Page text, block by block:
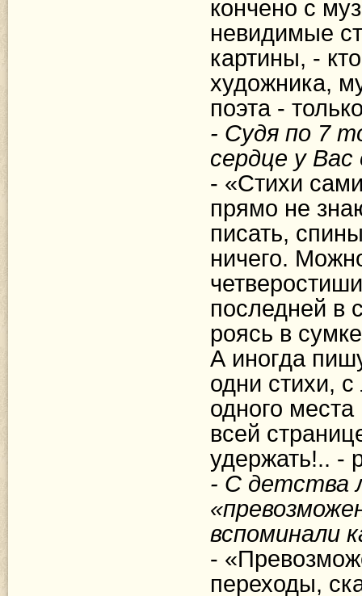
кончено с
невидимые
картины, -
художника,
поэта -
- Судя по 7
сердце у
- «Стихи
прямо не
писать,
ничего.
последней в
роясь в
А иногда
одни стихи,
одного места
всей
удержать!.. -
- С детства
вспоминали
-
переходы,